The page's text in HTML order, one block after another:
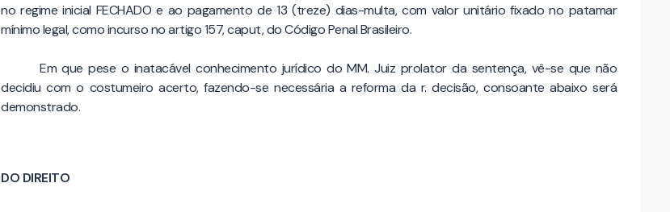
no regime inicial FECHADO e ao pagamento de 13 (treze) dias-multa, com valor unitário fixado no patamar
mínimo legal, como incurso no artigo 157, caput, do Código Penal Brasileiro.
Em que pese o inatacável conhecimento jurídico do MM. Juiz prolator da sentença, vê-se que não
decidiu com o costumeiro acerto, fazendo-se necessária a reforma da r. decisão, consoante abaixo será
demonstrado.
DO DIREITO